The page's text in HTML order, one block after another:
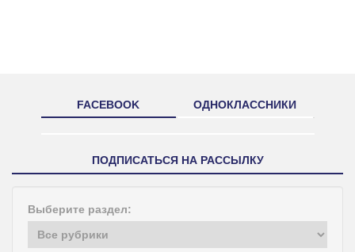
FACEBOOK ОДНОКЛАССНИКИ
ПОДПИСАТЬСЯ НА РАССЫЛКУ
Выберите раздел: